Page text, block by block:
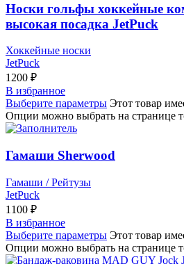
Носки гольфы хоккейные
высокая посадка JetPuck
Хоккейные носки
JetPuck
1200 ₽
В избранное
Выберите параметры Этот товар
Опции можно выбрать на странице
Гамаши Sherwood
Гамаши / Рейтузы
JetPuck
1100 ₽
В избранное
Выберите параметры Этот товар
Опции можно выбрать на странице